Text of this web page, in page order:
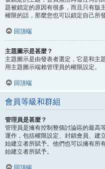
題被鎖定的原因有很多，而且只有版
權限的話，那麼您也可以鎖定自己所
回頂端
主題圖示是甚麼？
主題圖示是由發表者選定，它是和主
用主題圖示端賴管理員的權限設定。
回頂端
會員等級和群組
管理員是甚麼？
管理員是擁有控制整個討論區的最高
運作，包括權限設定、封鎖會員、建
始建立者所賦予。他們也可以擁有所
始建立者所賦予。
回頂端